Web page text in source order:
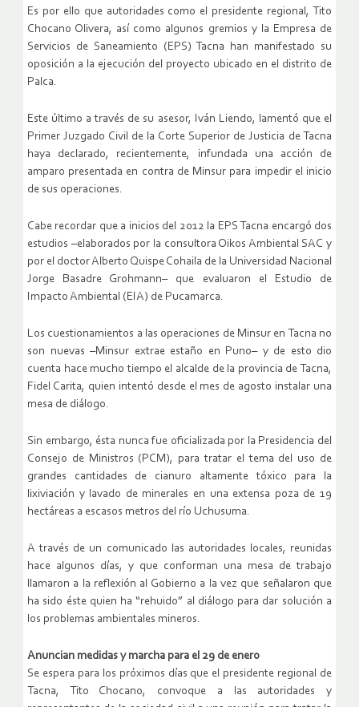
Es por ello que autoridades como el presidente regional, Tito
Chocano Olivera, así como algunos gremios y la Empresa de
Servicios de Saneamiento (EPS) Tacna han manifestado su
oposición a la ejecución del proyecto ubicado en el distrito de
Palca.
Este último a través de su asesor, Iván Liendo, lamentó que el
Primer Juzgado Civil de la Corte Superior de Justicia de Tacna
haya declarado, recientemente, infundada una acción de
amparo presentada en contra de Minsur para impedir el inicio
de sus operaciones.
Cabe recordar que a inicios del 2012 la EPS Tacna encargó dos
estudios –elaborados por la consultora Oikos Ambiental SAC y
por el doctor Alberto Quispe Cohaila de la Universidad Nacional
Jorge Basadre Grohmann– que evaluaron el Estudio de
Impacto Ambiental (EIA) de Pucamarca.
Los cuestionamientos a las operaciones de Minsur en Tacna no
son nuevas –Minsur extrae estaño en Puno– y de esto dio
cuenta hace mucho tiempo el alcalde de la provincia de Tacna,
Fidel Carita, quien intentó desde el mes de agosto instalar una
mesa de diálogo.
Sin embargo, ésta nunca fue oficializada por la Presidencia del
Consejo de Ministros (PCM), para tratar el tema del uso de
grandes cantidades de cianuro altamente tóxico para la
lixiviación y lavado de minerales en una extensa poza de 19
hectáreas a escasos metros del río Uchusuma.
A través de un comunicado las autoridades locales, reunidas
hace algunos días, y que conforman una mesa de trabajo
llamaron a la reflexión al Gobierno a la vez que señalaron que
ha sido éste quien ha “rehuido” al diálogo para dar solución a
los problemas ambientales mineros.
Anuncian medidas y marcha para el 29 de enero
Se espera para los próximos días que el presidente regional de
Tacna, Tito Chocano, convoque a las autoridades y